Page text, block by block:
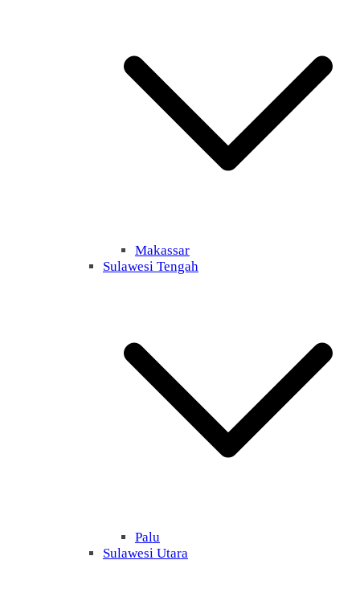
Makassar
Sulawesi Tengah
Palu
Sulawesi Utara